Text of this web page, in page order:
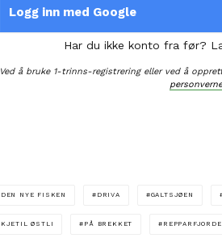
Logg inn med Google
Har du ikke konto fra før?
Ved å bruke 1-trinns-registrering eller ved å
DEN NYE FISKEN DRIVA GALTSJØEN
KJETIL ØSTLI PÅ BREKKET